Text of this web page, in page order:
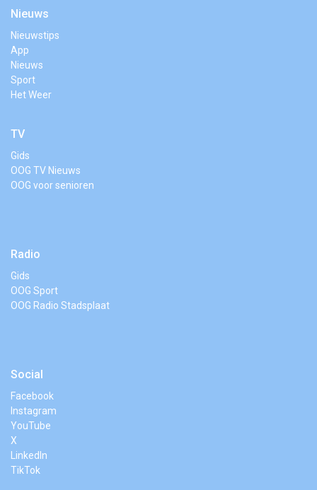
Nieuws
Nieuwstips
App
Nieuws
Sport
Het Weer
TV
Gids
OOG TV Nieuws
OOG voor senioren
Radio
Gids
OOG Sport
OOG Radio Stadsplaat
Social
Facebook
Instagram
YouTube
X
LinkedIn
TikTok